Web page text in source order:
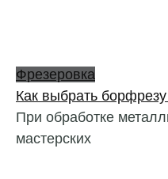
Фрезеровка
Как выбрать
При обработке
мастерских